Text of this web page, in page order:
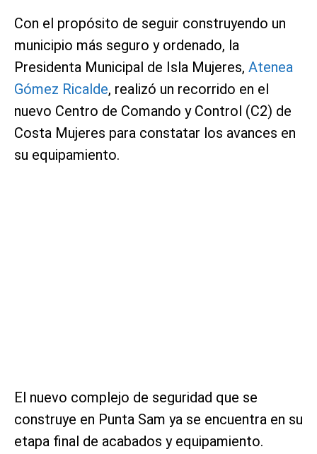
Con el propósito de seguir construyendo un
municipio más seguro y ordenado, la
Presidenta Municipal de Isla Mujeres, Atenea
Gómez Ricalde, realizó un recorrido en el
nuevo Centro de Comando y Control (C2) de
Costa Mujeres para constatar los avances en
su equipamiento.
El nuevo complejo de seguridad que se
construye en Punta Sam ya se encuentra en su
etapa final de acabados y equipamiento.